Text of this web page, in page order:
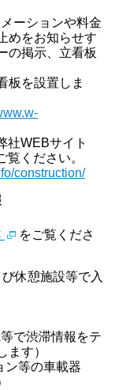
ーションや料金
めをお知らせす
の掲示、立看板
板を設置しま
社WEBサイト
覧ください。
construction/
をご覧くださ
休憩施設等で入
で渋滞情報をテ
ます）
ン等の車載器